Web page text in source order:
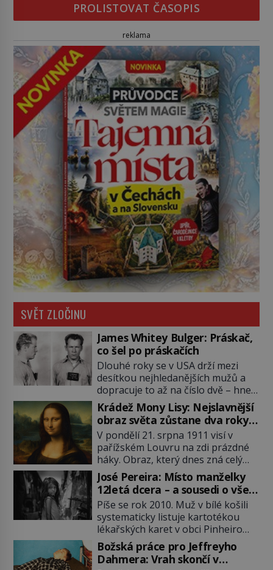
PROLISTOVAT ČASOPIS
reklama
SVĚT ZLOČINU
James Whitey Bulger: Práskač,
co šel po práskačích
Dlouhé roky se v USA drží mezi
desítkou nejhledanějších mužů a
dopracuje to až na číslo dvě – hned
po Usámovi bin Ládinovi (1957–
2011). To je James „Whitey“ Bulger
(1929–2018) viněný ze spoluúčasti
na 19 vraždách, vydírání a lichvy. A
samozřejmě, krom toho je ještě
drogový dealer, který neváhá
odstranit z cesty všechny práskače,
zatímco […]
Krádež Mony Lisy: Nejslavnější
obraz světa zůstane dva roky
nezvěstný
V pondělí 21. srpna 1911 visí v
pařížském Louvru na zdi prázdné
háky. Obraz, který dnes zná celý
svět, je pryč. Zpočátku si nikdo
nemyslí, že jde o krádež.
Zaměstnanci jsou přesvědčeni, že
Mona Lisa je jen v restaurátorské
dílně nebo u fotografa. Když se
ukáže pravda, propukne jeden z
největších honů na zloděje v […]
José Pereira: Místo manželky
12letá dcera – a sousedi o všem
vědí!
Píše se rok 2010. Muž v bílé košili
systematicky listuje kartotékou
lékařských karet v obci Pinheiro
ležící asi 20 kilometrů od farmy s
podivínským majitelem. Něco tu
nesedí. Ledaže… Ledaže by ta
Božská práce pro Jeffreyho
Dahmera: Vrah skončí v